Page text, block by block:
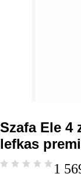
Szafa Ele 4
lefkas
1